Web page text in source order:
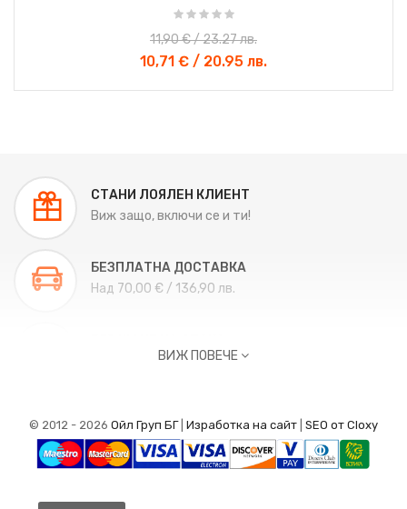
10,71 € / 20.95 лв.
11,90 € / 23.27 лв.
-20%
СТАНИ ЛОЯЛЕН КЛИЕНТ
Виж защо, включи се и ти!
БЕЗПЛАТНА ДОСТАВКА
Над 70,00 € / 136,90 лв.
Връщане до 14 дни.
От 9:00 ч. до 18:00 ч.
ВИЖ ПОВЕЧЕ
© 2012 - 2026 Ойл Груп БГ| Изработка на сайт SEO от Cloxy